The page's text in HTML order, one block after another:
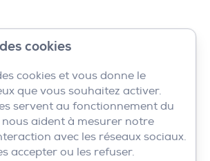
cookies
cookies et vous donne le
que vous souhaitez activer.
servent au fonctionnement du
aident à mesurer notre
avec les réseaux sociaux.
accepter ou les refuser.